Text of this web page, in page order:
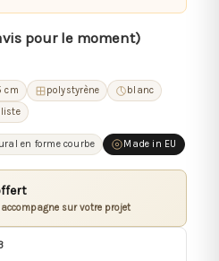
pour le moment)
cm polystyrène
blanc
en forme courbe Made in EU
sur votre projet